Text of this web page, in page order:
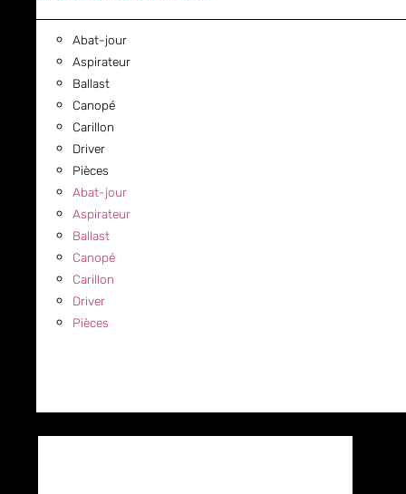
Abat-jour
Aspirateur
Ballast
Canopé
Carillon
Driver
Pièces
Abat-jour
Aspirateur
Ballast
Canopé
Carillon
Driver
Pièces